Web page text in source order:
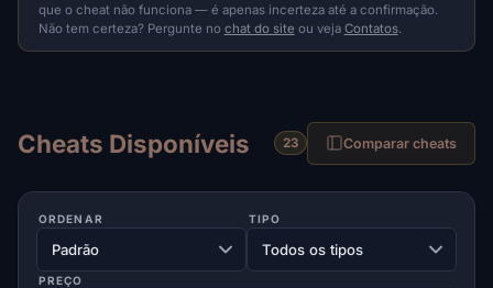
que o cheat não funciona — é apenas incerteza até a confirmação.
Não tem certeza? Pergunte no chat do site ou veja Contatos.
Cheats Disponíveis 23 Comparar cheats
ORDENAR TIPO
PREÇO